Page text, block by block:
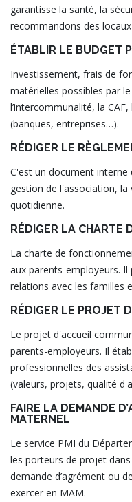
garantisse la santé, la
recommandons des
ÉTABLIR LE BUDGET
Investissement, frais de
matérielles possibles par
l’intercommunalité, la
(banques, entreprises…).
RÉDIGER LE
C'est un document interne
gestion de l'association,
quotidienne.
RÉDIGER LA CHARTE
La charte de
aux parents-employeurs.
relations avec les familles
RÉDIGER LE PROJET
Le projet d'accueil
parents-employeurs. Il
professionnelles des
(valeurs, projets, qualité
FAIRE LA DEMANDE
MATERNEL
Le service PMI du
les porteurs de projet
demande d’agrément ou
exercer en MAM.